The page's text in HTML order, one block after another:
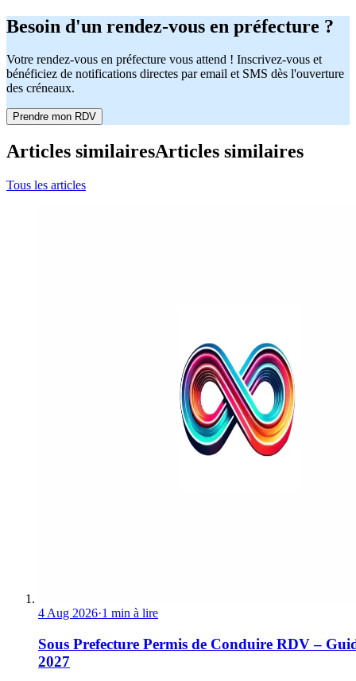
Besoin d'un rendez-vous en préfecture ?
Votre rendez-vous en préfecture vous attend ! Inscrivez-vous et
bénéficiez de notifications directes par email et SMS dès l'ouverture
des créneaux.
Prendre mon RDV
Articles similairesArticles similaires
Tous les articles
4 Aug 2026·1 min à lire
Sous Prefecture Permis de Conduire RDV –
2027